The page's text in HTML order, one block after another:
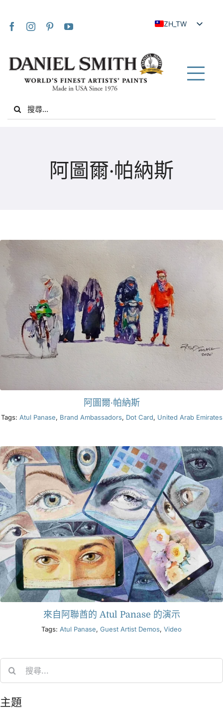
ZH_TW
FR
VI
部落格
資源
聯絡我們
訂閱
Search
for:
阿圖爾·帕納斯
阿圖爾·帕納斯
Tags: Atul Panase, Brand Ambassadors, Dot Card, United Arab Emirates
來自阿聯酋的 Atul Panase 的演示
Tags: Atul Panase, Guest Artist Demos, Video
主題